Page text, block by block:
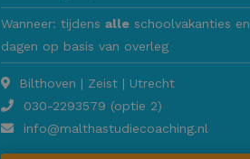
Wanneer: tijdens alle schoolvakanties en
dagen op basis van overleg
Bilthoven | Zeist | Utrecht
030-2293579 (optie 2)
info@malthastudiecoaching.nl